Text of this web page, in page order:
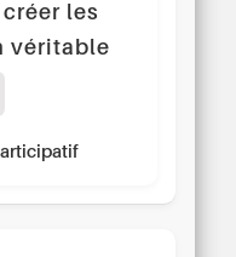
les
véritable